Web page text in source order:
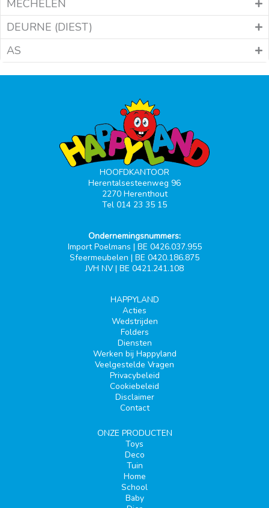
MECHELEN
DEURNE (DIEST)
AS
HOOFDKANTOOR
Herentalsesteenweg 96
2270 Herenthout
Tel 014 23 35 15
Ondernemingsnummers:
Import Poelmans | BE 0426.037.955
Sfeermeubelen | BE 0420.186.875
JVH NV | BE 0421.241.108
HAPPYLAND
Acties
Wedstrijden
Folders
Diensten
Werken bij Happyland
Veelgestelde Vragen
Privacybeleid
Cookiebeleid
Disclaimer
Contact
ONZE PRODUCTEN
Toys
Deco
Tuin
Home
School
Baby